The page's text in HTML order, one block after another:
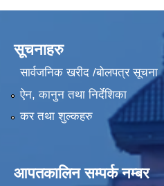
सूचनाहरु
सार्वजनिक खरीद /बोलपत्र सूचना
ऐन, कानुन तथा निर्देशिका
कर तथा शुल्कहरु
आपतकालिन सम्पर्क नम्बर